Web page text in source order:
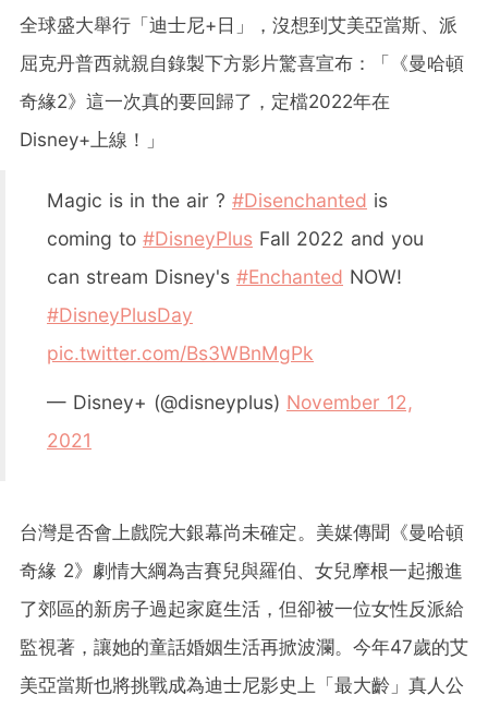
全球盛大舉行「迪士尼+日」，沒想到艾美亞當斯、派
屈克丹普西就親自錄製下方影片驚喜宣布：「《曼哈頓
奇緣2》這一次真的要回歸了，定檔2022年在
Disney+上線！」
Magic is in the air ? #Disenchanted is
coming to #DisneyPlus Fall 2022 and you
can stream Disney's #Enchanted NOW!
#DisneyPlusDay
pic.twitter.com/Bs3WBnMgPk
— Disney+ (@disneyplus) November 12,
2021
台灣是否會上戲院大銀幕尚未確定。美媒傳聞《曼哈頓
奇緣 2》劇情大綱為吉賽兒與羅伯、女兒摩根一起搬進
了郊區的新房子過起家庭生活，但卻被一位女性反派給
監視著，讓她的童話婚姻生活再掀波瀾。今年47歲的艾
美亞當斯也將挑戰成為迪士尼影史上「最大齡」真人公